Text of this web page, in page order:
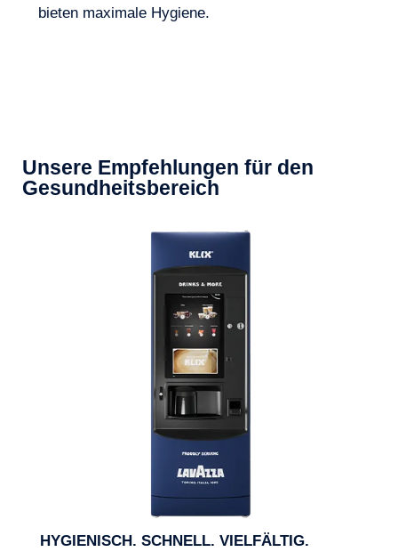
bieten maximale Hygiene.
Unsere Empfehlungen für den
Gesundheitsbereich
HYGIENISCH. SCHNELL. VIELFÄLTIG.